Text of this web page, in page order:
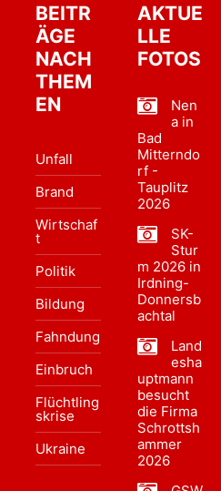
BEITR
ÄGE
NACH
THEM
EN
Unfall
Brand
Wirtschaf
t
Politik
Bildung
Fahndung
Einbruch
Flüchtling
skrise
Ukraine
AKTUE
LLE
FOTOS
Nen
a in
Bad
Mitterndo
rf -
Tauplitz
2026
SK-
Stur
m 2026 in
Irdning-
Donnersb
achtal
Land
esha
uptmann
besucht
die Firma
Schrottsh
ammer
2026